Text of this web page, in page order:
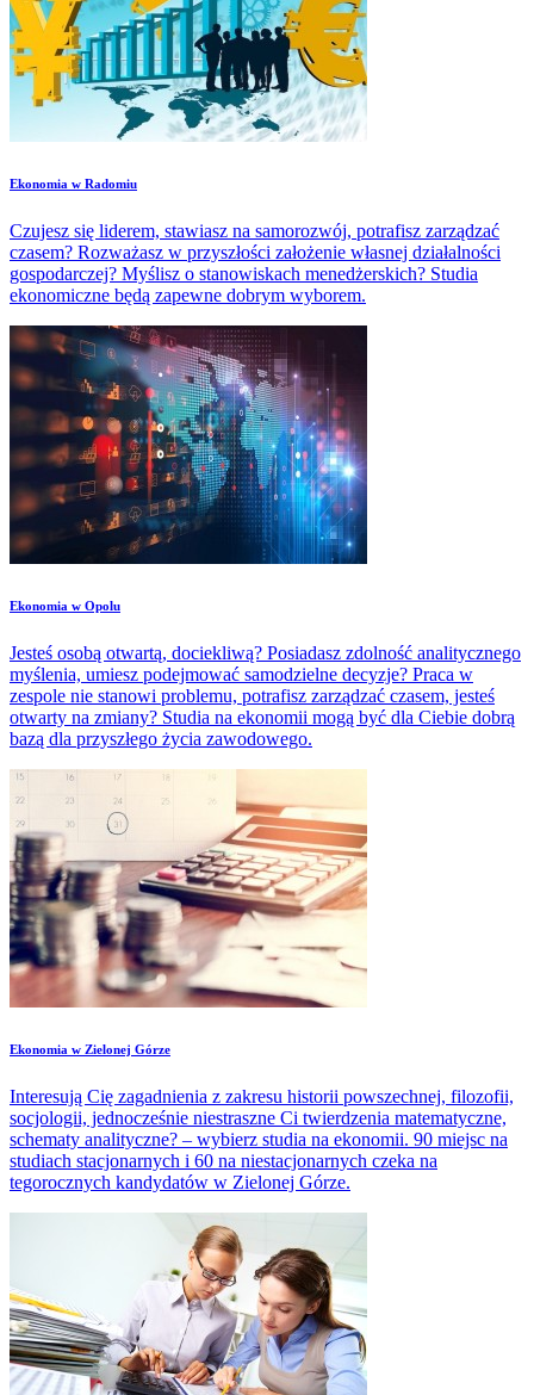
Ekonomia w Radomiu
Czujesz się liderem, stawiasz na samorozwój, potrafisz zarządzać
czasem? Rozważasz w przyszłości założenie własnej działalności
gospodarczej? Myślisz o stanowiskach menedżerskich? Studia
ekonomiczne będą zapewne dobrym wyborem.
Ekonomia w Opolu
Jesteś osobą otwartą, dociekliwą? Posiadasz zdolność analitycznego
myślenia, umiesz podejmować samodzielne decyzje? Praca w
zespole nie stanowi problemu, potrafisz zarządzać czasem, jesteś
otwarty na zmiany? Studia na ekonomii mogą być dla Ciebie dobrą
bazą dla przyszłego życia zawodowego.
Ekonomia w Zielonej Górze
Interesują Cię zagadnienia z zakresu historii powszechnej, filozofii,
socjologii, jednocześnie niestraszne Ci twierdzenia matematyczne,
schematy analityczne? – wybierz studia na ekonomii. 90 miejsc na
studiach stacjonarnych i 60 na niestacjonarnych czeka na
tegorocznych kandydatów w Zielonej Górze.